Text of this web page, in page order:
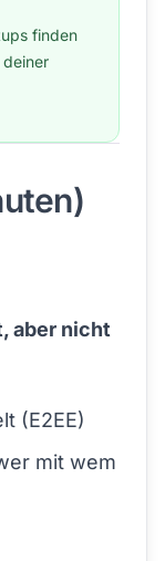
finden
aber nicht
(E2EE)
mit wem